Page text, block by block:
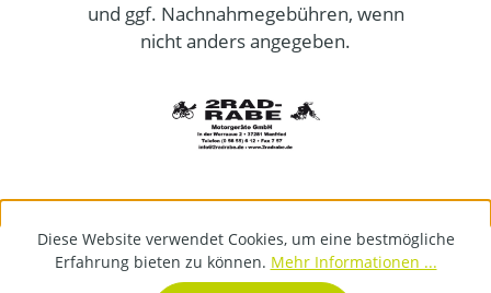
und ggf. Nachnahmegebühren, wenn
nicht anders angegeben.
Diese Website verwendet Cookies, um eine bestmögliche
Erfahrung bieten zu können. Mehr Informationen ...